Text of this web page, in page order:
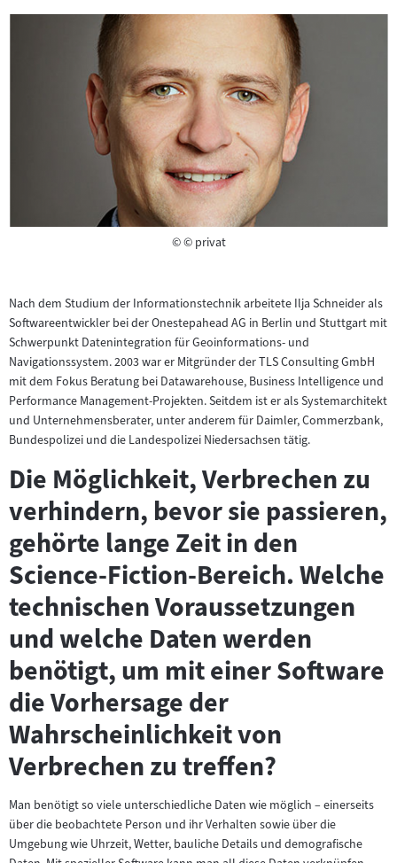
©Copyright
© privat
Nach dem Studium der Informationstechnik arbeitete Ilja Schneider als
Softwareentwickler bei der Onestepahead AG in Berlin und Stuttgart mit
Schwerpunkt Datenintegration für Geoinformations- und
Navigationssystem. 2003 war er Mitgründer der TLS Consulting GmbH
mit dem Fokus Beratung bei Datawarehouse, Business Intelligence und
Performance Management-Projekten. Seitdem ist er als Systemarchitekt
und Unternehmensberater, unter anderem für Daimler, Commerzbank,
Bundespolizei und die Landespolizei Niedersachsen tätig.
Die Möglichkeit, Verbrechen zu
verhindern, bevor sie passieren,
gehörte lange Zeit in den
Science-Fiction-Bereich. Welche
technischen Voraussetzungen
und welche Daten werden
benötigt, um mit einer Software
die Vorhersage der
Wahrscheinlichkeit von
Verbrechen zu treffen?
Man benötigt so viele unterschiedliche Daten wie möglich – einerseits
über die beobachtete Person und ihr Verhalten sowie über die
Umgebung wie Uhrzeit, Wetter, bauliche Details und demografische